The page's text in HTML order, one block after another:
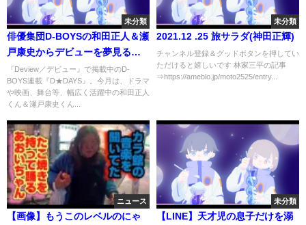
未分類
俳優集団D-BOYSの和田正人＆瀬
戸康史からデビューを夢見る読
者へ、応援メッセージ!!
『Deview／デビュー』で掲載中のD-
BOYS連載『D★DAYS』。今月は、ドラマ
や映画、舞台等、幅広く活躍中の和田正人
くん＆瀬戸康史くん...
未分類
2021.12 .25 旅サラダ(神田正輝)
チャンネル登録＆グッドボタンを押してい
ただけると嬉しいです 林家三平の記事
⇒https://ameblo.jp/moto2525/entry...
ニュース
【画像】もうこのレベルのにゃ
未分類
【LINE】天才児の息子だけを溺